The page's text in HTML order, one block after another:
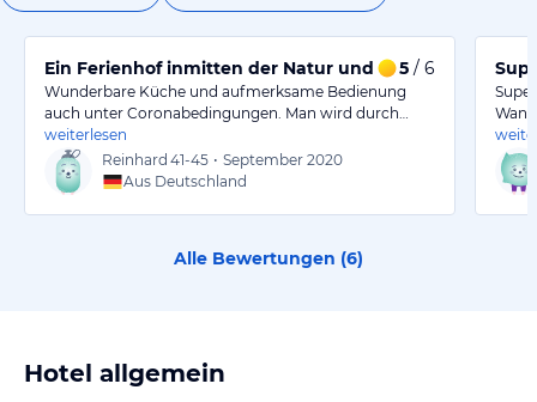
Ein Ferienhof inmitten der Natur und herrliche Ruh
5 / 6
Wunderbare Küche und aufmerksame Bedienung
auch unter Coronabedingungen. Man wird durch…
weiterlesen
Reinhard 41-45 • September 2020
Aus Deutschland
Alle Bewertungen (6)
Hotel allgemein